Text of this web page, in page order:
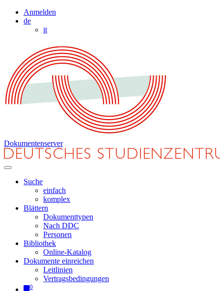
Anmelden
de
it
Dokumentenserver
Suche
einfach
komplex
Blättern
Dokumenttypen
Nach DDC
Personen
Bibliothek
Online-Katalog
Dokumente einreichen
Leitlinien
Vertragsbedingungen
0